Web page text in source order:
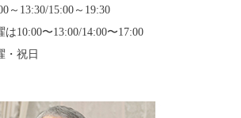
～13:30/15:00～19:30
は10:00〜13:00/14:00〜17:00
・祝日